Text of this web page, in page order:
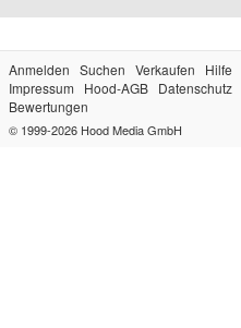
Anmelden Suchen Verkaufen
Hilfe
Impressum
Hood-AGB Datenschutz
Bewertungen
© 1999-2026 Hood Media GmbH